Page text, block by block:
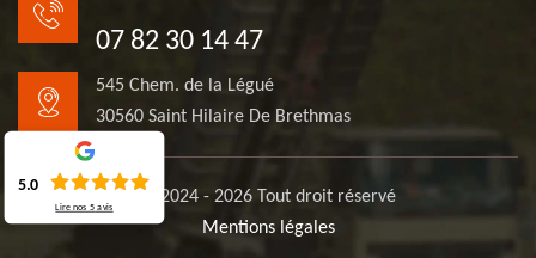
07 82 30 14 47
545 Chem. de la Légué
30560 Saint Hilaire De Brethmas
© 2024 - 2026 Tout droit réservé
Mentions légales
5.0
Lire nos5 avis